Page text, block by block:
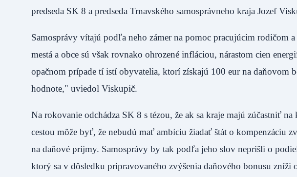
predseda SK 8 a predseda Trnavského samosprávneho kraja Jozef
Samosprávy vítajú podľa neho zámer na pomoc pracujúcim
mestá a obce sú však rovnako ohrozené infláciou, nárastom cien
opačnom prípade tí istí obyvatelia, ktorí získajú 100 eur na daňovom
hodnote," uviedol Viskupič.
Na rokovanie odchádza SK 8 s tézou, že ak sa kraje majú zúčastniť
cestou môže byť, že nebudú mať ambíciu žiadať štát o kompenzáciu
na daňové príjmy. Samosprávy by tak podľa jeho slov neprišli o
ktorý sa v dôsledku pripravovaného zvýšenia daňového bonusu